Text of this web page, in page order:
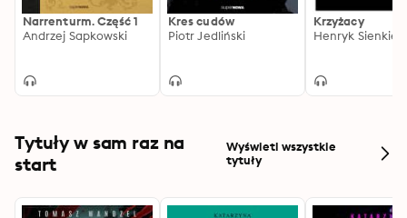
charakterystycznym dla Sapkowskiego humorem i
wyczuciem językowym. Wojenne okrucieństwo
bohatera splecione z wątkiem wielkiej polityki
Narrenturm. Część 1
Andrzej Sapkowski
Kres cudów
Piotr Jedliński
Krzyżacy
Henryk
Tytuły w sam raz na
start
Wyświetl wszystkie
tytuły